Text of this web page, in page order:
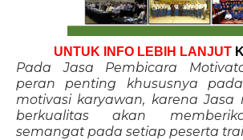
UNTUK INFO LEBIH LANJUT
Pada Jasa Pembicara
peran penting khususnya
motivasi karyawan, karena Jasa
berkualitas akan
semangat pada setiap peserta